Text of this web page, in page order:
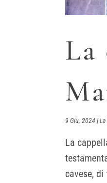
La
9 Giu, 2024|
La
cavese,